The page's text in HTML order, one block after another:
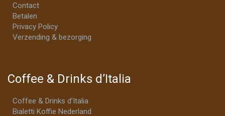
Contact
Betalen
Privacy Policy
Verzending & bezorging
Coffee & Drinks d’Italia
Coffee & Drinks d’Italia
Bialetti Koffie Nederland